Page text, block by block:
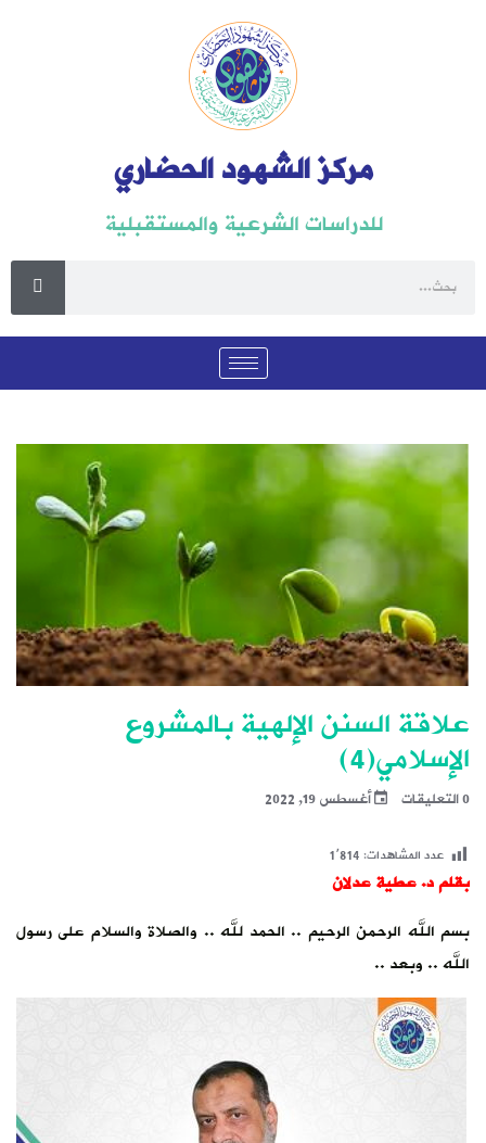
مركز الشهود الحضاري
للدراسات الشرعية والمستقبلية
علاقة السنن الإلهية بالمشروع
الإسلامي(4)
0 التعليقات أغسطس 19, 2022
عدد المشاهدات:1٬814
بقلم د. عطية عدلان
بسم الله الرحمن الرحيم .. الحمد لله .. والصلاة والسلام على رسول
الله .. وبعد ..